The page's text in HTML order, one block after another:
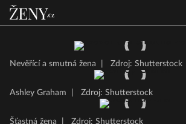
Nevěřící a smutná žena Zdroj: Shutterstock
Ashley Graham Zdroj: Shutterstock
Šťastná žena Zdroj: Shutterstock